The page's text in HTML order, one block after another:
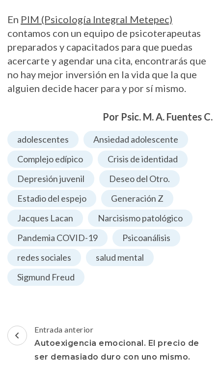
En PIM (Psicología Integral Metepec)
contamos con un equipo de psicoterapeutas
preparados y capacitados para que puedas
acercarte y agendar una cita, encontrarás que
no hay mejor inversión en la vida que la que
alguien decide hacer para y por sí mismo.
Por Psic. M. A. Fuentes C.
adolescentes
Ansiedad adolescente
Complejo edípico
Crisis de identidad
Depresión juvenil
Deseo del Otro.
Estadio del espejo
Generación Z
Jacques Lacan
Narcisismo patológico
Pandemia COVID-19
Psicoanálisis
redes sociales
salud mental
Sigmund Freud
Navegación
de
entradas
Entrada anterior
Autoexigencia emocional. El precio de
ser demasiado duro con uno mismo.